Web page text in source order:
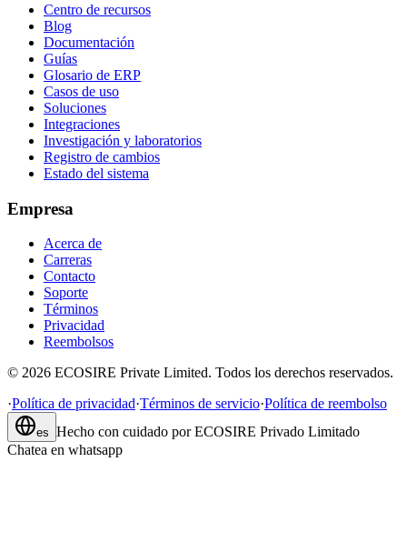
Centro de recursos
Blog
Documentación
Guías
Glosario de ERP
Casos de uso
Soluciones
Integraciones
Investigación y laboratorios
Registro de cambios
Estado del sistema
Empresa
Acerca de
Carreras
Contacto
Soporte
Términos
Privacidad
Reembolsos
© 2026 ECOSIRE Private Limited. Todos los derechos reservados.
·Política de privacidad·Términos de servicio·Política de reembolso
es Hecho con cuidado por ECOSIRE Privado Limitado
Chatea en whatsapp